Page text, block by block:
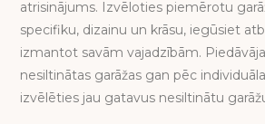
atrisinājums. Izvēloties piemērotu
specifiku, dizainu un krāsu, iegūsiet
izmantot savām vajadzībām.
nesiltinātas garāžas gan pēc
izvēlēties jau gatavus nesiltinātu